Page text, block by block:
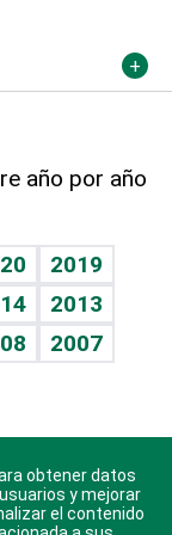
año por año
2019
2013
2007
iOS y
obtener datos
y mejorar
el contenido